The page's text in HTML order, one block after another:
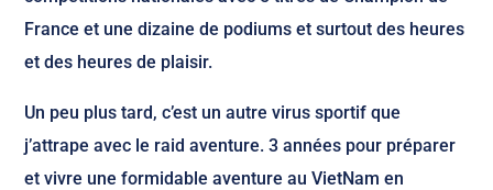
France et une dizaine de podiums et surtout des heures
et des heures de plaisir.
Un peu plus tard, c’est un autre virus sportif que
j’attrape avec le raid aventure. 3 années pour préparer
et vivre une formidable aventure au VietNam en